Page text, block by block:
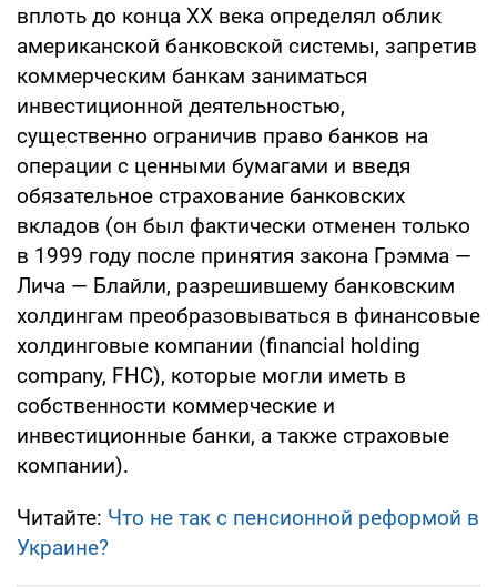
вплоть до конца XX века определял облик
американской банковской системы, запретив
коммерческим банкам заниматься
инвестиционной деятельностью,
существенно ограничив право банков на
операции с ценными бумагами и введя
обязательное страхование банковских
вкладов (он был фактически отменен только
в 1999 году после принятия закона Грэмма —
Лича — Блайли, разрешившему банковским
холдингам преобразовываться в финансовые
холдинговые компании (financial holding
company, FHC), которые могли иметь в
собственности коммерческие и
инвестиционные банки, а также страховые
компании).
Читайте: Что не так с пенсионной реформой в
Украине?